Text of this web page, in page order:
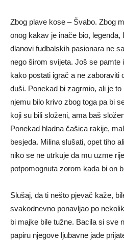
Zbog plave kose – Švabo. Zbog
onog kakav je inače bio, legenda,
dlanovi fudbalskih pasionara ne
nego širom svijeta. Još se pamte
kako postati igrač a ne zaboraviti
duši. Ponekad bi zagrmio, ali je
njemu bilo krivo zbog toga pa bi
koji su bili složeni, ama baš
Ponekad hladna čašica rakije,
besjeda. Milina slušati, opet tiho
niko se ne utrkuje da mu uzme
potpomognuta zorom kada bi on
Slušaj, da ti nešto pjevač kaže,
svakodnevno ponavljao po
bi majke bile tužne. Bacila si sve
papiru njegove ljubavne jade